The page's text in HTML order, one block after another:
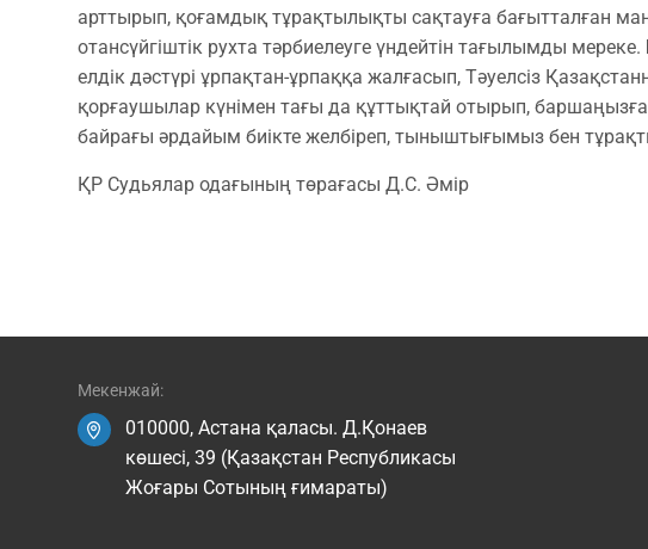
арттырып, қоғамдық тұрақтылықты сақтауға бағытталған
отансүйгіштік рухта тәрбиелеуге үндейтін тағылымды мереке.
елдік дәстүрі ұрпақтан-ұрпаққа жалғасып, Тәуелсіз
қорғаушылар күнімен тағы да құттықтай отырып,
байрағы әрдайым биікте желбіреп, тыныштығымыз бен
ҚР Судьялар одағының төрағасы Д.С. Әмір
Мекенжай:
010000, Астана қаласы. Д.Қонаев
көшесі, 39 (Қазақстан Республикасы
Жоғары Сотының ғимараты)